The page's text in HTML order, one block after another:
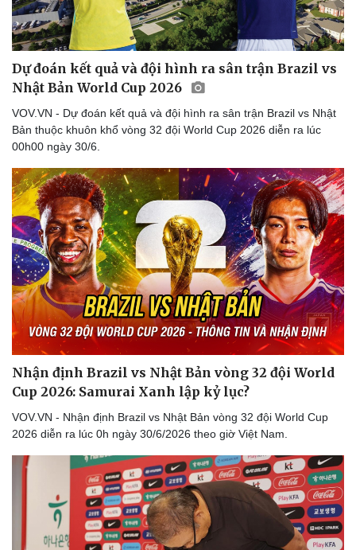
Doanh nghiệp
Thông tin doanh nghiệp
Doanh nghiệp 24h
Doanh nhân
Vì cộng đồng
Công nghệ
Sành điệu
Tin Công nghệ
Trải nghiệm
Dự đoán kết quả và đội hình ra sân trận Brazil vs
Nhật Bản World Cup 2026
VOV.VN - Dự đoán kết quả và đội hình ra sân trận Brazil vs Nhật
Bản thuộc khuôn khổ vòng 32 đội World Cup 2026 diễn ra lúc
00h00 ngày 30/6.
Nhận định Brazil vs Nhật Bản vòng 32 đội World
Cup 2026: Samurai Xanh lập kỷ lục?
VOV.VN - Nhận định Brazil vs Nhật Bản vòng 32 đội World Cup
2026 diễn ra lúc 0h ngày 30/6/2026 theo giờ Việt Nam.